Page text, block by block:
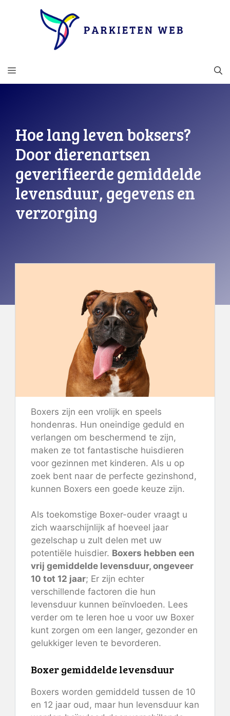
MENU
Hoe lang leven boksers?
Door dierenartsen
geverifieerde gemiddelde
levensduur, gegevens en
verzorging
Boxers zijn een vrolijk en speels
hondenras. Hun oneindige geduld en
verlangen om beschermend te zijn,
maken ze tot fantastische huisdieren
voor gezinnen met kinderen. Als u op
zoek bent naar de perfecte gezinshond,
kunnen Boxers een goede keuze zijn.
Als toekomstige Boxer-ouder vraagt ​​u
zich waarschijnlijk af hoeveel jaar
gezelschap u zult delen met uw
potentiële huisdier. Boxers hebben een
vrij gemiddelde levensduur, ongeveer
10 tot 12 jaar; Er zijn echter
verschillende factoren die hun
levensduur kunnen beïnvloeden. Lees
verder om te leren hoe u voor uw Boxer
kunt zorgen om een ​​langer, gezonder en
gelukkiger leven te bevorderen.
Boxer gemiddelde levensduur
Boxers worden gemiddeld tussen de 10
en 12 jaar oud, maar hun levensduur kan